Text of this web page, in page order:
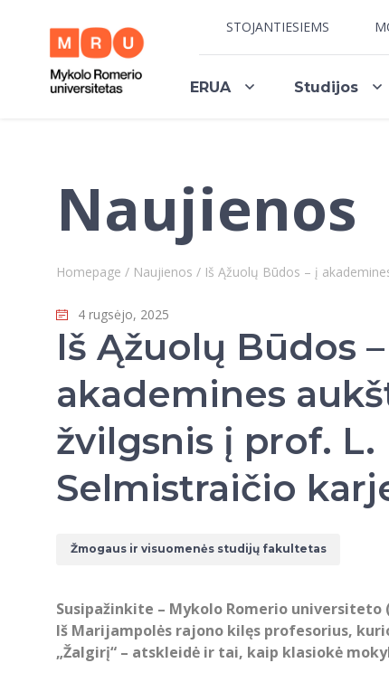
STOJANTIESIEMS
ERUA Studijos
Naujienos
Homepage / Naujienos / Iš Ąžuolų Būdos – į
4 rugsėjo, 2025
Iš Ąžuolų Būdos
akademines
žvilgsnis į prof. L.
Selmistraičio
Žmogaus ir visuomenės studijų fakultetas
Susipažinkite – Mykolo Romerio
Iš Marijampolės rajono kilęs profesorius,
„Žalgirį“ – atskleidė ir tai, kaip klasiokė